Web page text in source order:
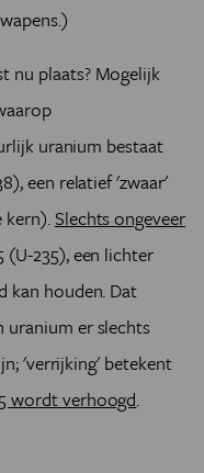
nu plaats? Mogelijk
uranium bestaat
een relatief 'zwaar'
Slechts ongeveer
235), een lichter
kan houden. Dat
uranium er slechts
'verrijking' betekent
wordt verhoogd.